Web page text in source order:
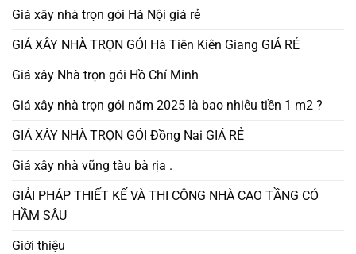
Giá xây nhà trọn gói Hà Nội giá rẻ
GIÁ XÂY NHÀ TRỌN GÓI Hà Tiên Kiên Giang GIÁ RẺ
Giá xây Nhà trọn gói Hồ Chí Minh
Giá xây nhà trọn gói năm 2025 là bao nhiêu tiền 1 m2 ?
GIÁ XÂY NHÀ TRỌN GÓI Đồng Nai GIÁ RẺ
Giá xây nhà vũng tàu bà rịa .
GIẢI PHÁP THIẾT KẾ VÀ THI CÔNG NHÀ CAO TẦNG CÓ
HẦM SÂU
Giới thiệu